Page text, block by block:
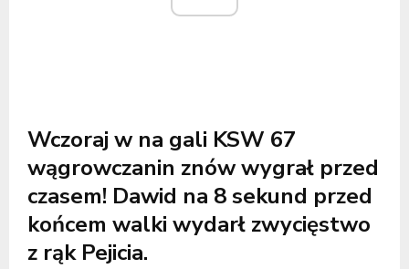
Wczoraj w na gali KSW 67
wągrowczanin znów wygrał przed
czasem! Dawid na 8 sekund przed
końcem walki wydarł zwycięstwo
z rąk Pejicia.